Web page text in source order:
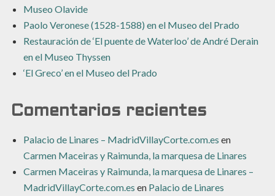
Museo Olavide
Paolo Veronese (1528-1588) en el Museo del Prado
Restauración de ‘El puente de Waterloo’ de André Derain
en el Museo Thyssen
‘El Greco’ en el Museo del Prado
Comentarios recientes
Palacio de Linares – MadridVillayCorte.com.es en
Carmen Maceiras y Raimunda, la marquesa de Linares
Carmen Maceiras y Raimunda, la marquesa de Linares –
MadridVillayCorte.com.es en Palacio de Linares